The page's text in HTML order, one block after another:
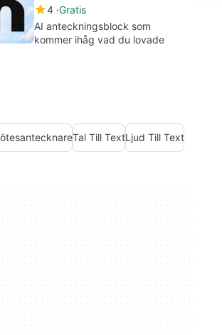
4 Gratis
AI anteckningsblock som
kommer ihåg vad du lovade
Tal Till TextLjud Till Text